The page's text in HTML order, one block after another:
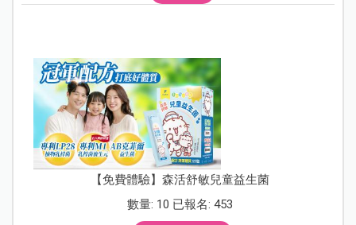
【免費體驗】森活舒敏兒童益生菌
數量: 10 已報名: 453